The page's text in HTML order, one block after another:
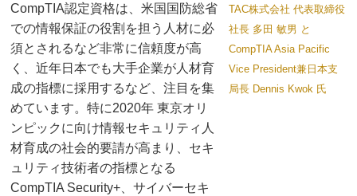
CompTIA認定資格は、米国国防総省
での情報保証の役割を担う人材に必
須とされるなど非常に信頼度が高
く、近年日本でも大手企業が人材育
成の指標に採用するなど、注目を集
めています。特に2020年 東京オリ
ンピックに向け情報セキュリティ人
材育成の社会的要請が高まり、セキ
ュリティ技術者の指標となる
CompTIA Security+、サイバーセキ
TAC株式会社 代表取締役
社長 多田 敏男 と
CompTIA Asia Pacific
Vice President兼日本支
局長 Dennis Kwok 氏